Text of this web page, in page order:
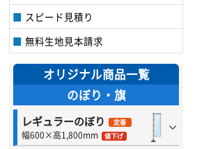
スピード見積り
無料生地見本請求
オリジナル商品一覧
のぼり・旗
レギュラーのぼり 定番
幅600×高1,800mm 値下げ